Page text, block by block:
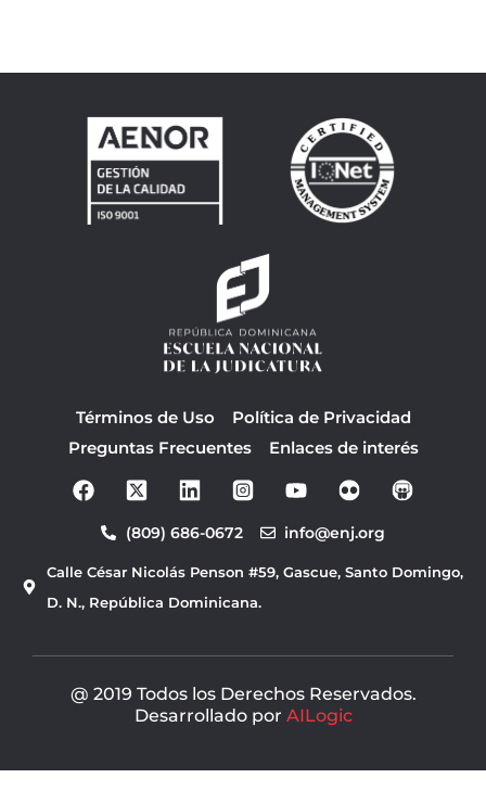
Términos de Uso
Política de Privacidad
Preguntas Frecuentes
Enlaces de interés
F
a
b
o
o
o
t
b
(809) 686-0672 info@enj.org
Calle César Nicolás Penson #59, Gascue, Santo Domingo,
D. N., República Dominicana.
@ 2019 Todos los Derechos Reservados.
Desarrollado por AILogic